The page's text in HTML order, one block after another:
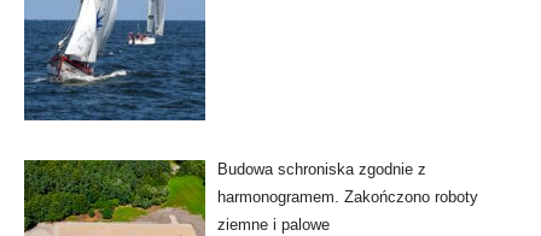
Budowa schroniska zgodnie z
harmonogramem. Zakończono roboty
ziemne i palowe